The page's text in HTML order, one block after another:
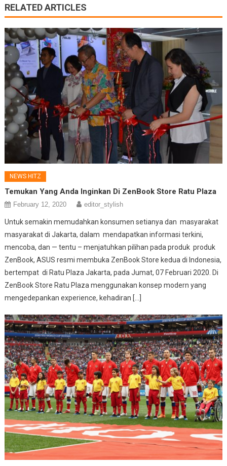
RELATED ARTICLES
NEWS HITZ
Temukan Yang Anda Inginkan Di ZenBook Store Ratu Plaza
February 12, 2020 editor_stylish
Untuk semakin memudahkan konsumen setianya dan masyarakat
masyarakat di Jakarta, dalam mendapatkan informasi terkini,
mencoba, dan — tentu – menjatuhkan pilihan pada produk produk
ZenBook, ASUS resmi membuka ZenBook Store kedua di Indonesia,
bertempat di Ratu Plaza Jakarta, pada Jumat, 07 Februari 2020. Di
ZenBook Store Ratu Plaza menggunakan konsep modern yang
mengedepankan experience, kehadiran […]